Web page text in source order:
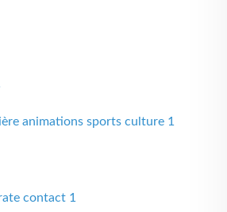
animations sports culture 1
contact 1